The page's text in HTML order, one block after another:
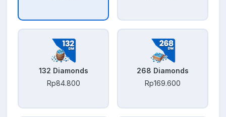
132 Diamonds
Rp84.800
268 Diamonds
Rp169.600